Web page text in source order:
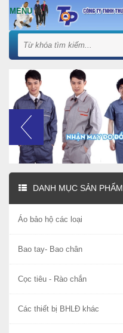
DANH MỤC SẢN PHẨM
Áo bảo hộ các loại
Bao tay- Bao chân
Cọc tiêu - Rào chắn
Các thiết bị BHLĐ khác